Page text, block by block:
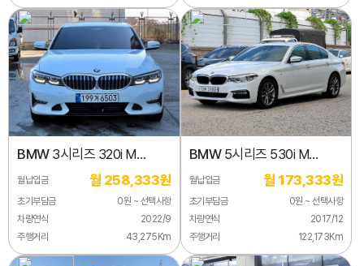
BMW3시리즈 320i M
스포츠
월납입금 월 258,333원
초기부담금
0원 ~ 선택사항
차량연식
2022/9
주행거리
43,275Km
BMW5시리즈 530i M
스포츠
월납입금 월 173,333원
초기부담금
0원 ~ 선택사항
차량연식
2017/12
주행거리
122,173Km